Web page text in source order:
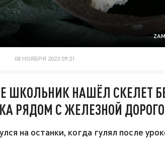
08 НОЯБРЯ 2023 09:21
ШКОЛЬНИК НАШЁЛ СКЕЛЕТ
РЯДОМ С ЖЕЛЕЗНОЙ
на останки, когда гулял после